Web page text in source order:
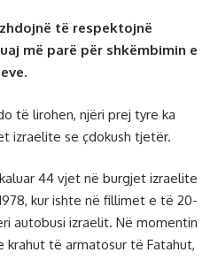
të respektojnë
më parë për shkëmbimin e
të lirohen, njëri prej tyre ka
izraelite se çdokush tjetër.
44 vjet në burgjet izraelite
kur ishte në fillimet e të 20-
autobusi izraelit. Në momentin
krahut të armatosur të Fatahut,